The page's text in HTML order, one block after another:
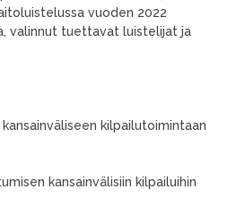
vuoden 2022
valinnut tuettavat luistelijat ja
kilpailutoimintaan
kansainvälisiin kilpailuihin